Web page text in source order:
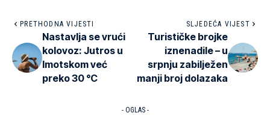
PRETHODNA VIJESTI
Nastavlja se vrući
kolovoz: Jutros u
Imotskom već
preko 30 °C
SLJEDEĆA VIJEST
Turističke brojke
iznenadile – u
srpnju zabilježen
manji broj dolazaka
- OGLAS -